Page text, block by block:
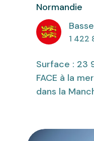
Normandie
1 422
Surface : 23
FACE à la
dans la